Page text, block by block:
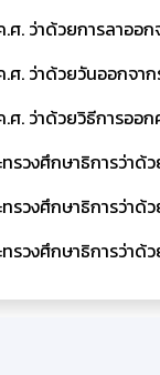
.ศ. ว่าด้วยการลาออ
.ศ. ว่าด้วยวันออกจา
.ศ. ว่าด้วยวิธีการออ
ทรวงศึกษาธิการว่า
ทรวงศึกษาธิการว่า
ทรวงศึกษาธิการว่า